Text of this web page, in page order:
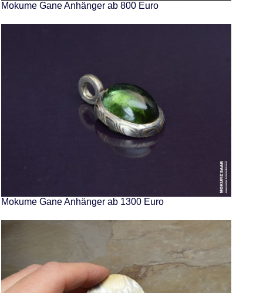
Mokume Gane Anhänger ab 800 Euro
Mokume Gane Anhänger ab 1300 Euro